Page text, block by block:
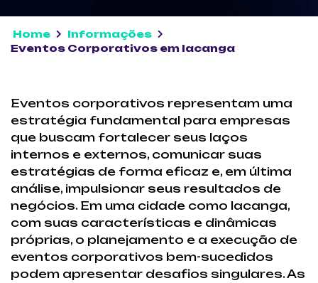
Home
Informações
Eventos Corporativos em Iacanga
Eventos corporativos representam uma
estratégia fundamental para empresas
que buscam fortalecer seus laços
internos e externos, comunicar suas
estratégias de forma eficaz e, em última
análise, impulsionar seus resultados de
negócios. Em uma cidade como Iacanga,
com suas características e dinâmicas
próprias, o planejamento e a execução de
eventos corporativos bem-sucedidos
podem apresentar desafios singulares. As